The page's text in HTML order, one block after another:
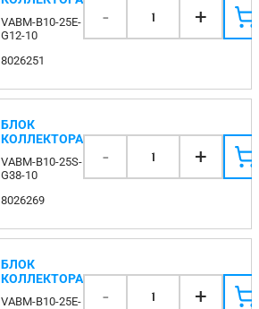
VABM-B10-25E-
G12-10
8026251
- 1 +
БЛОК
КОЛЛЕКТОРА
VABM-B10-25S-
G38-10
8026269
- 1 +
БЛОК
КОЛЛЕКТОРА
VABM-B10-25E-
- 1 +